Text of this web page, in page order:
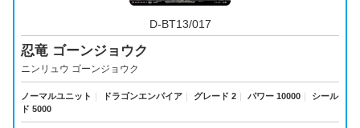
D-BT13/017
忍竜 ゴーンジョウク
ニンリュウ ゴーンジョウク
ノーマルユニット ｜ ドラゴンエンパイア ｜ グレード 2 ｜ パワー 10000 ｜
シール
ド 5000